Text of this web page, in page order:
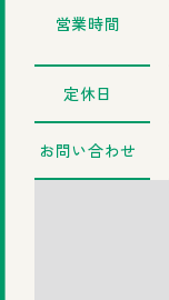
営業時間
定休日
お問い合わせ